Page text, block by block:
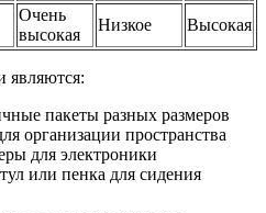
Очень
высокая
Низкое Высокая
являются:
пакеты разных размеров
организации пространства
для электроники
или пенка для сидения